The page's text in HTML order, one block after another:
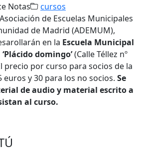
Notas
cursos
de Escuelas Municipales
de Madrid (ADEMUM),
en la Escuela Municipal
domingo’(Calle Téllez nº
precio por curso para socios de la
euros y 30 para los no socios. Se
de audio y material escrito a
al curso.